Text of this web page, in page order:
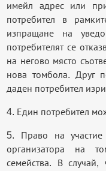
имейл адрес или
потребител в
изпращане на
потребителят се
на негово място
нова томбола. Друг
даден потребител
4. Един потребител
5. Право на участие
организатора на
семейства. В